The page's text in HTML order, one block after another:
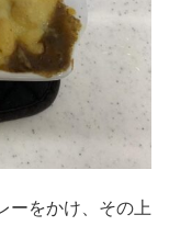
ーをかけ、その上